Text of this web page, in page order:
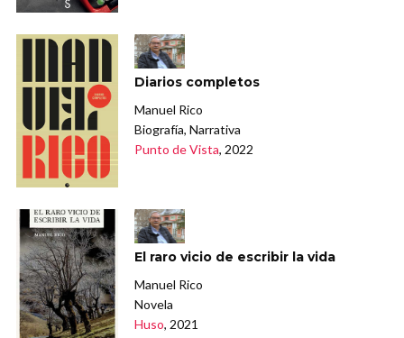
Diarios completos
Manuel Rico
Biografía, Narrativa
Punto de Vista, 2022
El raro vicio de escribir la vida
Manuel Rico
Novela
Huso, 2021